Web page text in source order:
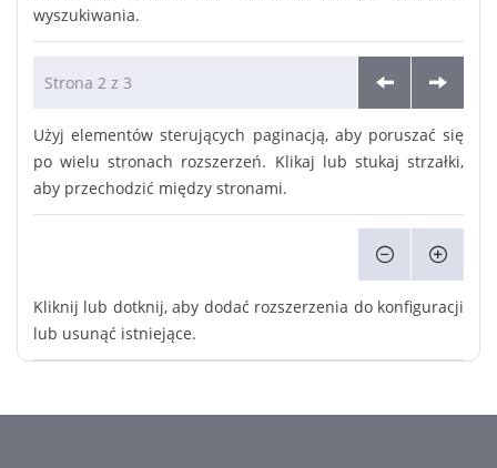
wyszukiwania.
Strona 2 z 3
Użyj elementów sterujących paginacją, aby poruszać się
po wielu stronach rozszerzeń. Klikaj lub stukaj strzałki,
aby przechodzić między stronami.
Kliknij lub dotknij, aby dodać rozszerzenia do konfiguracji
lub usunąć istniejące.